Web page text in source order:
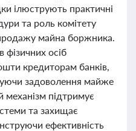
ілюструють практичні
та роль комітету
майна боржника.
фізичних осіб
кредиторам банків,
задоволення майже
механізм підтримує
та захищає
ефективність